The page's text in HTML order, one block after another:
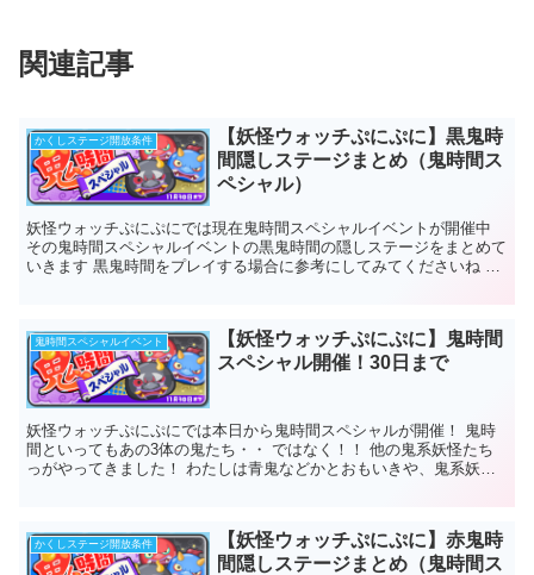
関連記事
かくしステージ開放条件
【妖怪ウォッチぷにぷに】黒鬼時
間隠しステージまとめ（鬼時間ス
ペシャル）
妖怪ウォッチぷにぷにでは現在鬼時間スペシャルイベントが開催中
その鬼時間スペシャルイベントの黒鬼時間の隠しステージをまとめて
いきます 黒鬼時間をプレイする場合に参考にしてみてくださいね 妖
鬼時間スペシャルイベント
【妖怪ウォッチぷにぷに】鬼時間
スペシャル開催！30日まで
妖怪ウォッチぷにぷにでは本日から鬼時間スペシャルが開催！ 鬼時
間といってもあの3体の鬼たち・・ ではなく！！ 他の鬼系妖怪たち
っがやってきました！ わたしは青鬼などかとおもいきや、鬼系妖怪
かくしステージ開放条件
【妖怪ウォッチぷにぷに】赤鬼時
間隠しステージまとめ（鬼時間ス